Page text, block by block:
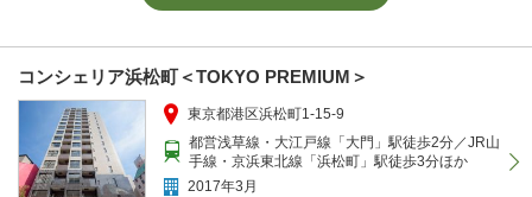
コンシェリア浜松町＜TOKYO PREMIUM＞
東京都港区浜松町1-15-9
都営浅草線・大江戸線「大門」駅徒歩2分／JR山
手線・京浜東北線「浜松町」駅徒歩3分ほか
2017年3月